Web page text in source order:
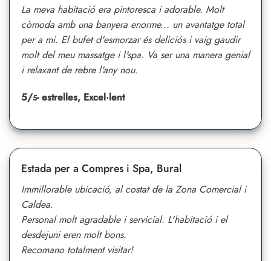
La meva habitació era pintoresca i adorable. Molt
còmoda amb una banyera enorme... un avantatge total
per a mi. El bufet d'esmorzar és deliciós i vaig gaudir
molt del meu massatge i l'spa. Va ser una manera genial
i relaxant de rebre l'any nou.
5/5- estrelles, Excel·lent
Estada per a Compres i Spa, Bural
Immillorable ubicació, al costat de la Zona Comercial i
Caldea.
Personal molt agradable i servicial. L'habitació i el
desdejuni eren molt bons.
Recomano totalment visitar!